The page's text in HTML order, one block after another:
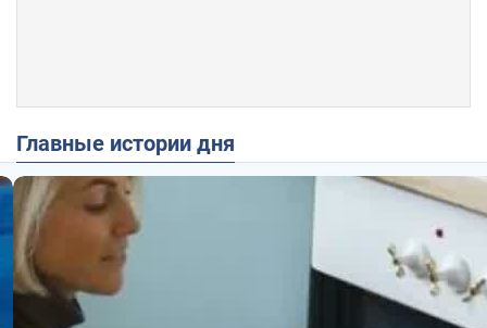
Главные истории дня